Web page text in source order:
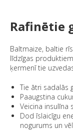
Rafinētie
Baltmaize, baltie
līdzīgas
ķermenī tie
Tie ātri sadalās
Paaugstina
Veicina insulīna
Dod īslaicīgu
nogurums un